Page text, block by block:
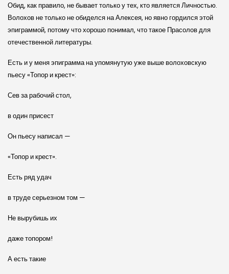
Обид, как правило, не бывает только у тех, кто является Личностью.
Волохов не только не обиделся на Алексея, но явно гордился этой
эпиграммой, потому что хорошо понимал, что такое Прасолов для
отечественной литературы.
Есть и у меня эпиграмма на упомянутую уже выше волоховскую
пьесу «Топор и крест»:
Сев за рабочий стол,
в один присест
Он пьесу написал —
«Топор и крест».
Есть ряд удач
в труде серьезном том —
Не вырубишь их
даже топором!
А есть такие